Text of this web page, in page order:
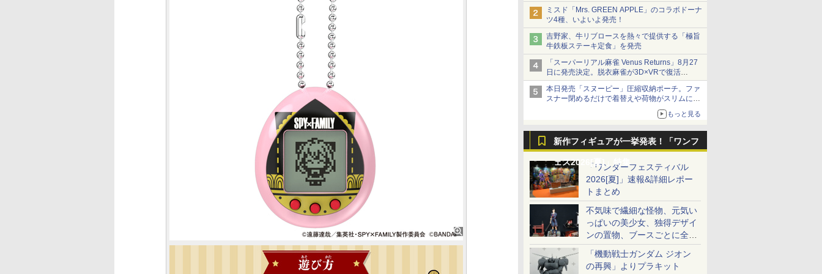
ミスド「Mrs. GREEN APPLE」のコラボドーナ
ツ4種、いよいよ発売！
吉野家、牛リブロースを熱々で提供する「極旨
牛鉄板ステーキ定食」を発売
「スーパーリアル麻雀 Venus Returns」8月27
日に発売決定。脱衣麻雀が3D×VRで復活
発売から2週間は20%オフになるセールが実施
本日発売「スヌーピー」圧縮収納ポーチ。ファ
スナー閉めるだけで着替えや荷物がスリムにま
もっと見る
新作フィギュアが一挙発表！「ワンフ
ェス2026[夏]」特集「ワンダーフェスティバル
2026[夏]」速報&詳細レポー
トまとめ
不気味で繊細な怪物、元気い
っぱいの美少女、独得デザイ
ンの置物、ブースごとに全く
異なる世界が広がる一般ディ
ーラーフォトレポート
「機動戦士ガンダム ジオン
の再興」よりプラキット